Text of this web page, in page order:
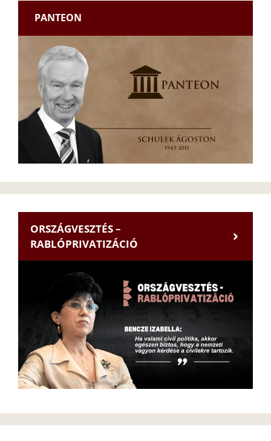
PANTEON
ORSZÁGVESZTÉS –
RABLÓPRIVATIZÁCIÓ